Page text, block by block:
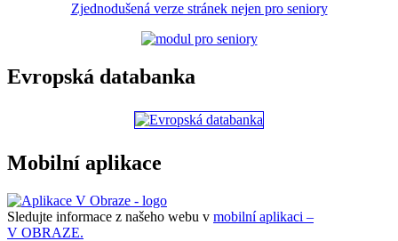
Zjednodušená verze stránek nejen pro seniory
Evropská databanka
Mobilní aplikace
Sledujte informace z našeho webu v mobilní aplikaci –
V OBRAZE.